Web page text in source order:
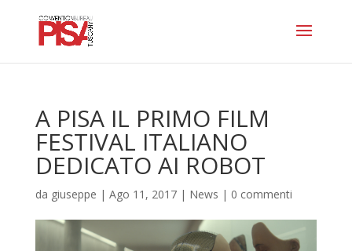
A PISA IL PRIMO FILM
FESTIVAL ITALIANO
DEDICATO AI ROBOT
da giuseppe | Ago 11, 2017| News | 0 commenti